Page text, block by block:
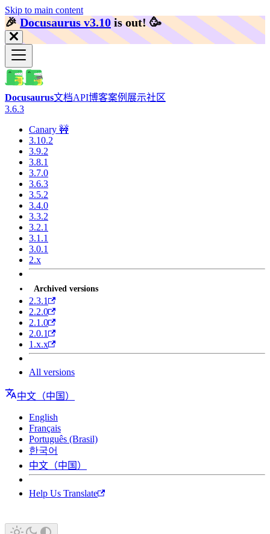
Skip to main content
🎉️Docusaurus v3.10 is out! 🥳️
Docusaurus文档API博客案例展示社区
3.6.3
Canary 🚧
3.10.2
3.9.2
3.8.1
3.7.0
3.6.3
3.5.2
3.4.0
3.3.2
3.2.1
3.1.1
3.0.1
2.x
Archived versions
2.3.1
2.2.0
2.1.0
2.0.1
1.x.x
All versions
中文（中国）
English
Français
Português (Brasil)
한국어
中文（中国）
Help Us Translate